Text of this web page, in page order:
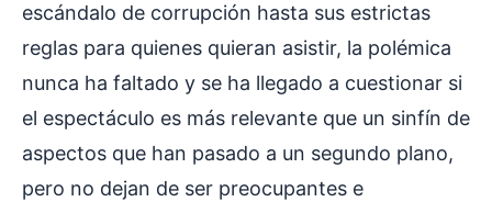
escándalo de corrupción hasta sus estrictas
reglas para quienes quieran asistir, la polémica
nunca ha faltado y se ha llegado a cuestionar si
el espectáculo es más relevante que un sinfín de
aspectos que han pasado a un segundo plano,
pero no dejan de ser preocupantes e